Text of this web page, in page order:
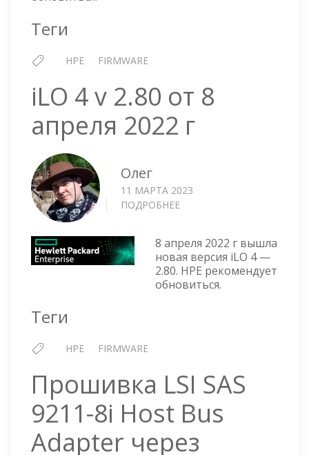
Теги
HPE FIRMWARE
iLO 4 v 2.80 от 8
апреля 2022 г
Олег
11 МАРТА 2023
ПОДРОБНЕЕ
V
2.80
ОТ
8
8 апреля 2022 г вышла
новая версия iLO 4 —
2.80. HPE рекомендует
обновиться.
Теги
HPE FIRMWARE
Прошивка LSI SAS
9211-8i Host Bus
Adapter через